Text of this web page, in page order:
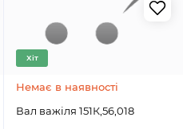
Хіт
Немає в наявності
Вал важіля 151К,56,018